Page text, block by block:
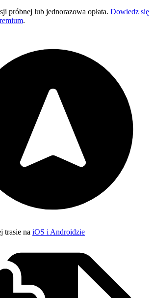
próbnej lub jednorazowa opłata. Dowiedz się
.
trasie na iOS i Androidzie